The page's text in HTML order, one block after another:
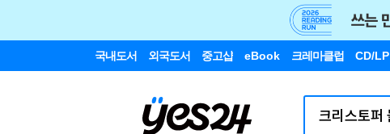
국내도서 외국도서 중고샵 eBook 크레마클럽 CD/LP